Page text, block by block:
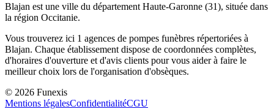
Blajan est une ville du département Haute-Garonne (31), située dans
la région Occitanie.
Vous trouverez ici 1 agences de pompes funèbres répertoriées à
Blajan. Chaque établissement dispose de coordonnées complètes,
d'horaires d'ouverture et d'avis clients pour vous aider à faire le
meilleur choix lors de l'organisation d'obsèques.
© 2026 Funexis
Mentions légalesConfidentialitéCGU